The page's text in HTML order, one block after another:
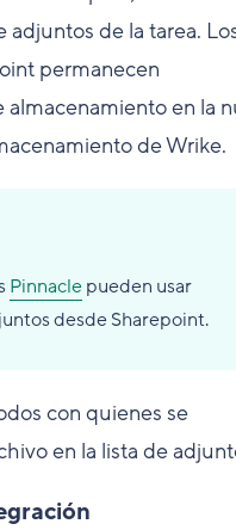
adjuntos de la tarea.
permanecen
almacenamiento en la
de Wrike.
Pinnaclepueden usar
desde Sharepoint.
con quienes se
en la lista de